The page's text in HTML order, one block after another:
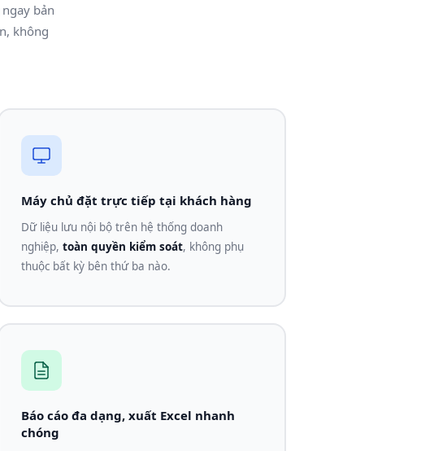
bản
không
Máy chủ đặt trực tiếp tại khách hàng
Dữ liệu lưu nội bộ trên hệ thống doanh
nghiệp,toàn quyền kiểm soát, không phụ
thuộc bất kỳ bên thứ ba nào.
Báo cáo đa dạng, xuất Excel nhanh
chóng